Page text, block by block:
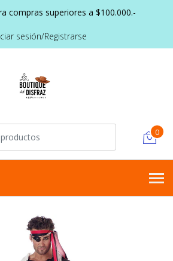
compras superiores a $100.000.-
sesión/Registrarse
0